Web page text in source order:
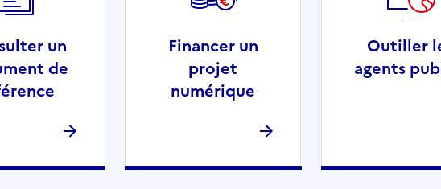
un
de
Financer un
projet
numérique
Outiller
agents